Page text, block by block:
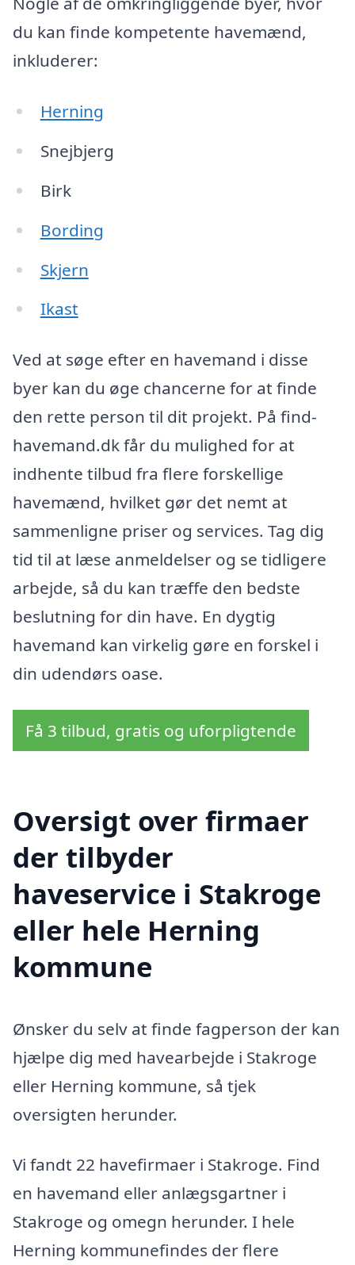
du kan finde kompetente havemænd,
inkluderer:
Herning
Snejbjerg
Birk
Bording
Skjern
Ikast
Ved at søge efter en havemand i disse
byer kan du øge chancerne for at finde
den rette person til dit projekt. På find-
havemand.dk får du mulighed for at
indhente tilbud fra flere forskellige
havemænd, hvilket gør det nemt at
sammenligne priser og services. Tag dig
tid til at læse anmeldelser og se tidligere
arbejde, så du kan træffe den bedste
beslutning for din have. En dygtig
havemand kan virkelig gøre en forskel i
din udendørs oase.
Få 3 tilbud, gratis og uforpligtende
Oversigt over firmaer
der tilbyder
haveservice i Stakroge
eller hele Herning
kommune
Ønsker du selv at finde fagperson der kan
hjælpe dig med havearbejde i Stakroge
eller Herning kommune, så tjek
oversigten herunder.
Vi fandt 22 havefirmaer i Stakroge. Find
en havemand eller anlægsgartner i
Stakroge og omegn herunder. I hele
Herning kommunefindes der flere